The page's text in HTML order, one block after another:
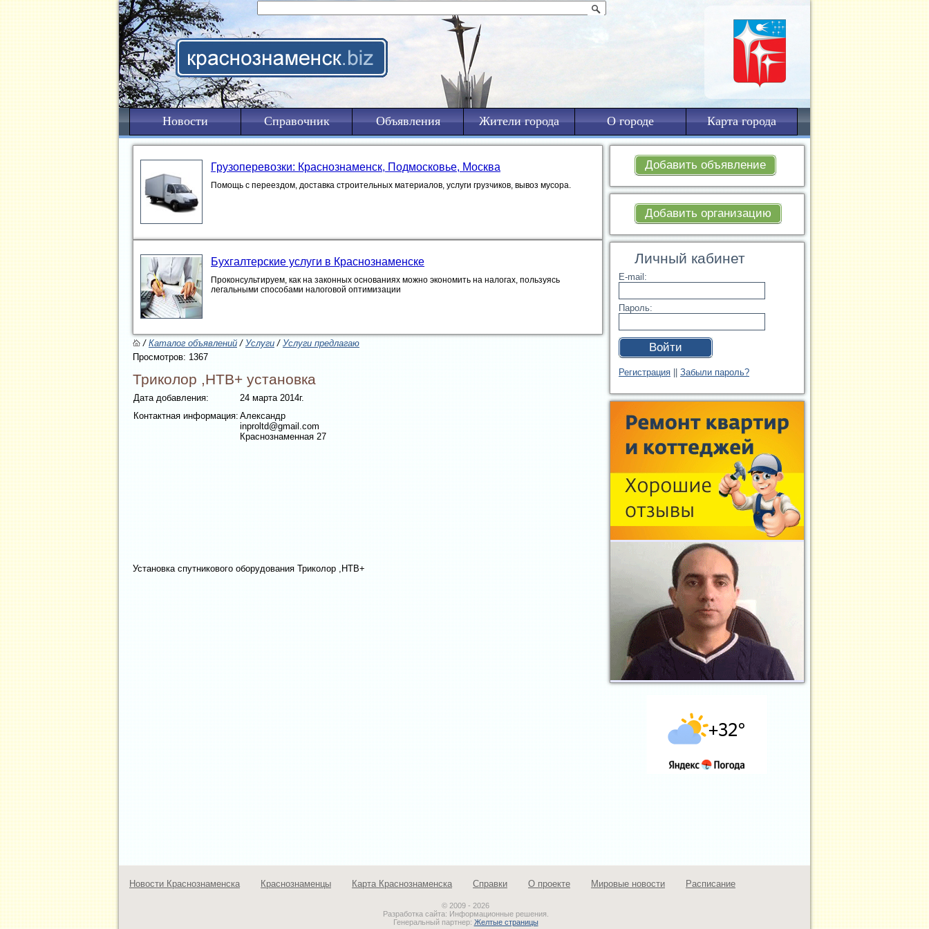
Новости Справочник Объявления Жители города О городе Карта города
Добавить объявление
Добавить организацию
Личный кабинет
E-mail:
Пароль:
Войти
Регистрация Забыли пароль?
Грузоперевозки: Краснознаменск, Подмосковье, Москва
Помощь с переездом, доставка строительных материалов, услуги грузчиков, вывоз мусора.
Бухгалтерские услуги в Краснознаменске
Проконсультируем, как на законных основаниях можно экономить на налогах, пользуясь
легальными способами налоговой оптимизации
/Каталог объявлений/Услуги /Услуги предлагаю
Просмотров: 1367
Триколор ,НТВ+ установка
Дата добавления:
24 марта 2014г.
Контактная информация:Александр
inproltd@gmail.com
Краснознаменная 27
Установка спутникового оборудования Триколор ,НТВ+
Новости Краснознаменска Краснознаменцы Карта Краснознаменска Справки О проекте Мировые новости Расписание
© 2009 - 2026
Разработка сайта: Информационные решения.
Генеральный партнер: Желтые страницы